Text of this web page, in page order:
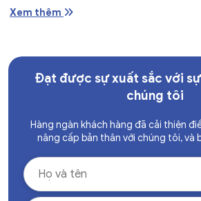
Xem thêm
Đạt được sự xuất sắc với
chúng tôi
Hàng ngàn khách hàng đã cải thiện
nâng cấp bản thân với chúng tôi, và